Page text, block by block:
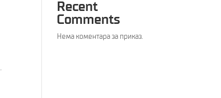
Recent
Comments
Нема коментара за приказ.